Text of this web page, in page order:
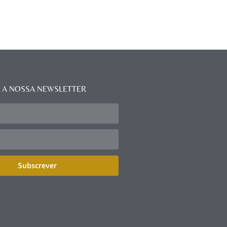
NOSSA NEWSLETTER
Subscrever